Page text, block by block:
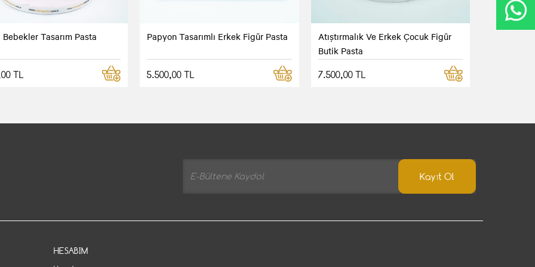
Tasarım Pasta
TL
Papyon Tasarımlı Erkek Figür Pasta
5.500,00 TL
Atıştırmalık Ve Erkek Çocuk Figür
Butik Pasta
7.500,00 TL
Kayıt Ol
HESABIM